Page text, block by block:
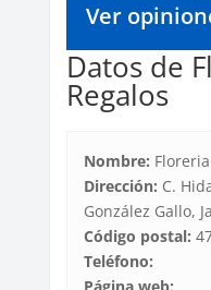
Ver
Datos de
Regalos
Nombre:
Dirección: C.
González Gallo,
Código postal:
Teléfono: